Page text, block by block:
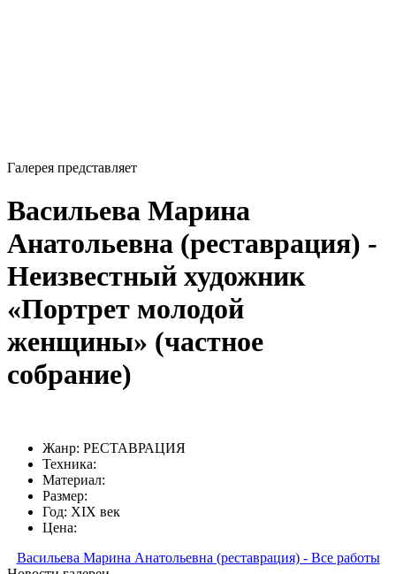
Галерея представляет
Васильева Марина
Анатольевна (реставрация) -
Неизвестный художник
«Портрет молодой
женщины» (частное
собрание)
Жанр: РЕСТАВРАЦИЯ
Техника:
Материал:
Размер:
Год: XIX век
Цена:
Васильева Марина Анатольевна (реставрация) - Все работы